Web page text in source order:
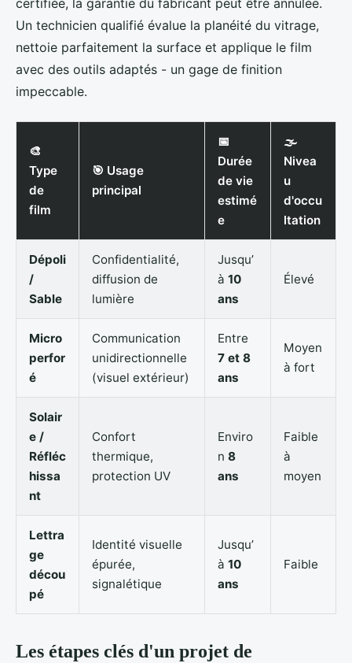
certifiée, la garantie du fabricant peut être annulée.
Un technicien qualifié évalue la planéité du vitrage,
nettoie parfaitement la surface et applique le film
avec des outils adaptés - un gage de finition
impeccable.
🎨
Type
de
film
🎯 Usage
principal
📅
Durée
de vie
estimé
e
🌫️
Nivea
u
d'occu
ltation
Dépoli
/
Sable
Confidentialité,
diffusion de
lumière
Jusqu’
à 10
ans
Élevé
Micro
perfor
é
Communication
unidirectionnelle
(visuel extérieur)
Entre
7 et 8
ans
Moyen
à fort
Solair
e /
Réfléc
hissa
nt
Confort
thermique,
protection UV
Enviro
n 8
ans
Faible
à
moyen
Lettra
ge
décou
pé
Identité visuelle
épurée,
signalétique
Jusqu’
à 10
ans
Faible
Les étapes clés d'un projet de